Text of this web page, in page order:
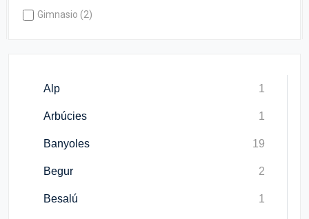
Gimnasio (2)
Alp 1
Arbúcies 1
Banyoles 19
Begur 2
Besalú 1